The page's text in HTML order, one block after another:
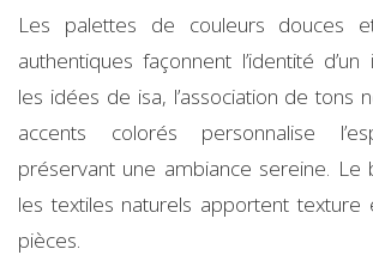
Les palettes de couleurs douces
authentiques façonnent l’identité d’un
les idées de isa, l’association de tons
accents colorés personnalise
préservant une ambiance sereine. Le
les textiles naturels apportent texture
pièces.